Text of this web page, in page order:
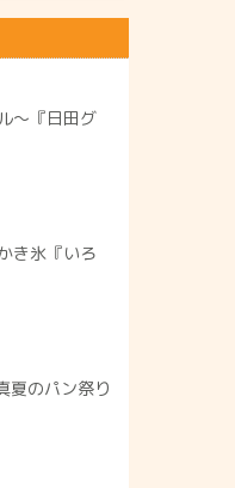
～『日田グ
き氷『いろ
夏のパン祭り